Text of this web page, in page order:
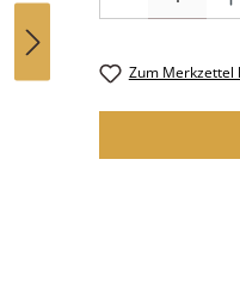
Zum Merkzettel